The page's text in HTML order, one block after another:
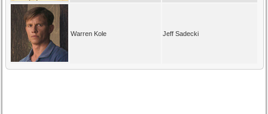
Warren Kole Jeff Sadecki